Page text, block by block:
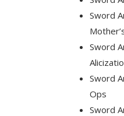
Sword
Sword
Sword
Ops
Sword